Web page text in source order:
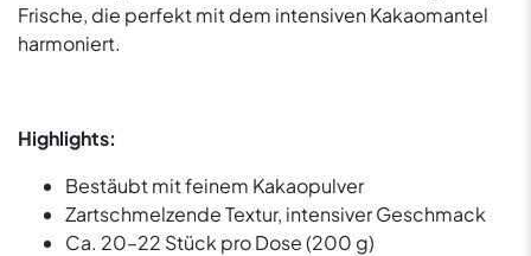
Frische, die perfekt mit dem intensiven Kakaomantel
harmoniert.
Highlights:
Bestäubt mit feinem Kakaopulver
Zartschmelzende Textur, intensiver Geschmack
Ca. 20–22 Stück pro Dose (200 g)